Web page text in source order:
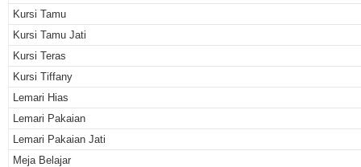
Kursi Tamu
Kursi Tamu Jati
Kursi Teras
Kursi Tiffany
Lemari Hias
Lemari Pakaian
Lemari Pakaian Jati
Meja Belajar